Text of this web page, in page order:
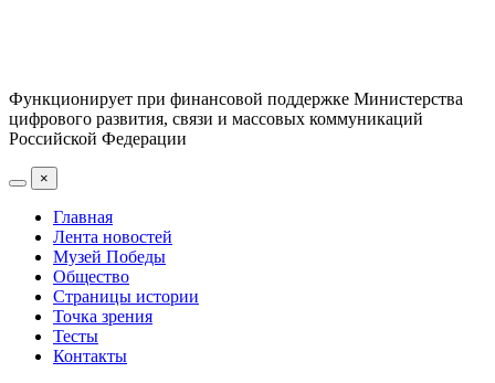
Функционирует при финансовой поддержке Министерства
цифрового развития, связи и массовых коммуникаций
Российской Федерации
×
Главная
Лента новостей
Музей Победы
Общество
Страницы истории
Точка зрения
Тесты
Контакты